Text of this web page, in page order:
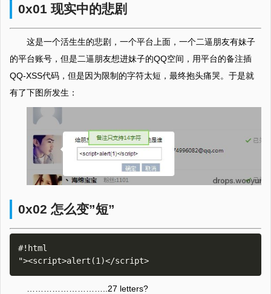
0x01 现实中的悲剧
这是一个活生生的悲剧，一个平台上面，一个二逼朋友有妹子
的平台账号，但是二逼朋友想进妹子的QQ空间，用平台的备注插
QQ-XSS代码，但是因为限制的字符太短，最终抱头痛哭。于是就
有了下图所发生：
0x02 怎么变”短”
#!html
………………………..27 letters?